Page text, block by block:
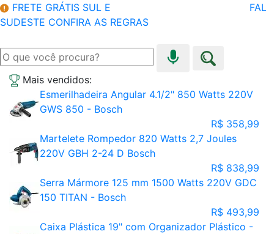
FRETE GRÁTIS SUL E
SUDESTE CONFIRA AS REGRAS
Mais vendidos:
Esmerilhadeira Angular 4.1/2" 850 Watts 220V
GWS 850 - Bosch
R$ 358,99
Martelete Rompedor 820 Watts 2,7 Joules
220V GBH 2-24 D Bosch
R$ 838,99
Serra Mármore 125 mm 1500 Watts 220V GDC
150 TITAN - Bosch
R$ 493,99
Caixa Plástica 19" com Organizador Plástico -